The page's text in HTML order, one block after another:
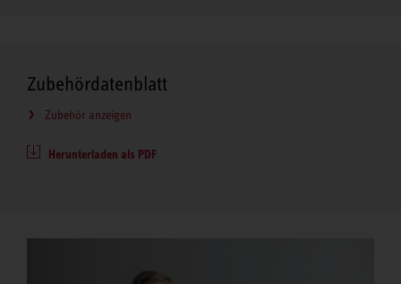
Zubehördatenblatt
Zubehör anzeigen
Herunterladen als PDF